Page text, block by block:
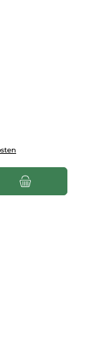
ein oder benutze die